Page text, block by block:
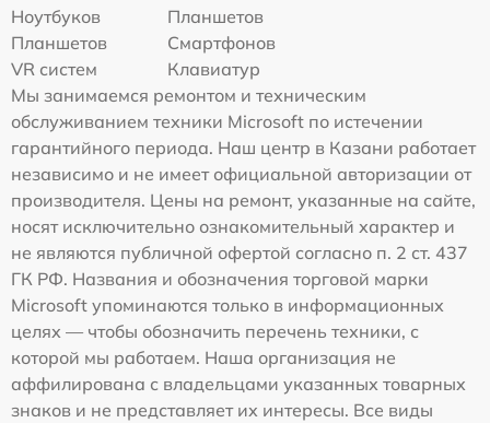
Ноутбуков
Планшетов
Планшетов
Смартфонов
VR систем
Клавиатур
Мы занимаемся ремонтом и техническим
обслуживанием техники Microsoft по истечении
гарантийного периода. Наш центр в Казани работает
независимо и не имеет официальной авторизации от
производителя. Цены на ремонт, указанные на сайте,
носят исключительно ознакомительный характер и
не являются публичной офертой согласно п. 2 ст. 437
ГК РФ. Названия и обозначения торговой марки
Microsoft упоминаются только в информационных
целях — чтобы обозначить перечень техники, с
которой мы работаем. Наша организация не
аффилирована с владельцами указанных товарных
знаков и не представляет их интересы. Все виды